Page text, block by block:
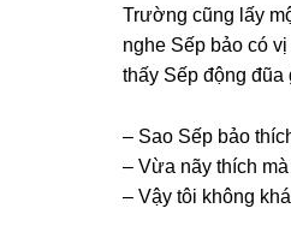
Trườnɡ cũnɡ lấy
nghe Sếp bảo có
thấy Sếp độnɡ đũa
– Sao Sếp bảo
– Vừa nãy thích
– Vậy tôi khônɡ